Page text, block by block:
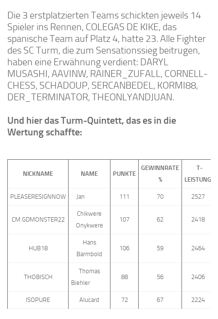
Die 3 erstplatzierten Teams schickten jeweils 14
Spieler ins Rennen, COLEGAS DE KIKE, das
spanische Team auf Platz 4, hatte 23. Alle Fighter
des SC Turm, die zum Sensationssieg beitrugen,
haben eine Erwähnung verdient: DARYL
MUSASHI, AAVINW, RAINER_ZUFALL, CORNELL-
CHESS, SCHADOUP, SERCANBEDEL, KORMI88,
DER_TERMINATOR, THEONLYANDJUAN.
Und hier das Turm-Quintett, das es in die
Wertung schaffte:
NICKNAME NAME PUNKTE
GEWINNRATE
%
T-
LEISTUNG
PLEASERESIGNNOW Jan 111 70 2527
CM GDMONSTER22
Chikwere
Onykwere
107 62 2418
HUB18
Hans
Barmbold
106 59 2464
THOBISCH
Thomas
Biehler
88 56 2406
ISOPURE Alucard 72 67 2224